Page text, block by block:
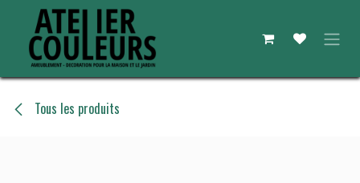
Se rendre au contenu
Tous les produits